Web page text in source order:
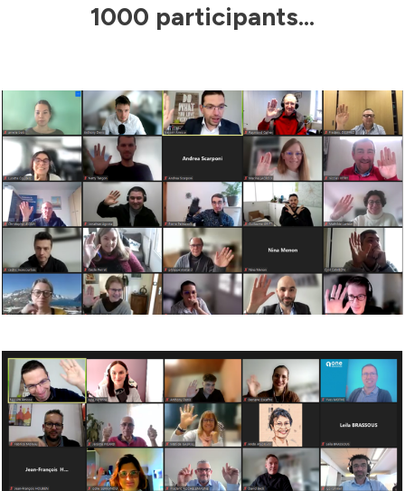
1000 participants...